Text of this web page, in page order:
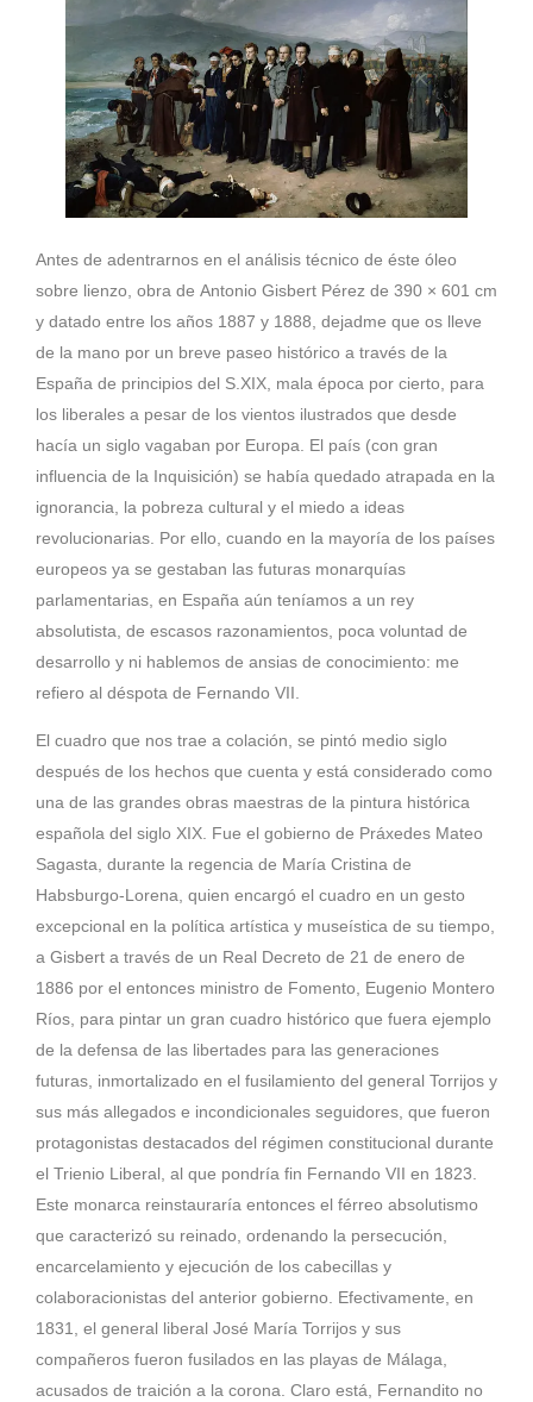
Antes de adentrarnos en el análisis técnico de éste óleo
sobre lienzo, obra de Antonio Gisbert Pérez de 390 × 601 cm
y datado entre los años 1887 y 1888, dejadme que os lleve
de la mano por un breve paseo histórico a través de la
España de principios del S.XIX, mala época por cierto, para
los liberales a pesar de los vientos ilustrados que desde
hacía un siglo vagaban por Europa. El país (con gran
influencia de la Inquisición) se había quedado atrapada en la
ignorancia, la pobreza cultural y el miedo a ideas
revolucionarias. Por ello, cuando en la mayoría de los países
europeos ya se gestaban las futuras monarquías
parlamentarias, en España aún teníamos a un rey
absolutista, de escasos razonamientos, poca voluntad de
desarrollo y ni hablemos de ansias de conocimiento: me
refiero al déspota de Fernando VII.
El cuadro que nos trae a colación, se pintó medio siglo
después de los hechos que cuenta y está considerado como
una de las grandes obras maestras de la pintura histórica
española del siglo XIX. Fue el gobierno de Práxedes Mateo
Sagasta, durante la regencia de María Cristina de
Habsburgo-Lorena, quien encargó el cuadro en un gesto
excepcional en la política artística y museística de su tiempo,
a Gisbert a través de un Real Decreto de 21 de enero de
1886 por el entonces ministro de Fomento, Eugenio Montero
Ríos, para pintar un gran cuadro histórico que fuera ejemplo
de la defensa de las libertades para las generaciones
futuras, inmortalizado en el fusilamiento del general Torrijos y
sus más allegados e incondicionales seguidores, que fueron
protagonistas destacados del régimen constitucional durante
el Trienio Liberal, al que pondría fin Fernando VII en 1823.
Este monarca reinstauraría entonces el férreo absolutismo
que caracterizó su reinado, ordenando la persecución,
encarcelamiento y ejecución de los cabecillas y
colaboracionistas del anterior gobierno. Efectivamente, en
1831, el general liberal José María Torrijos y sus
compañeros fueron fusilados en las playas de Málaga,
acusados de traición a la corona. Claro está, Fernandito no